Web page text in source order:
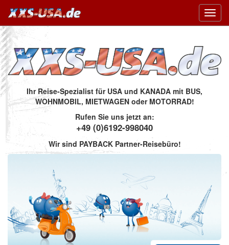
Ihr Reise-Spezialist für USA und KANADA mit BUS,
WOHNMOBIL, MIETWAGEN oder MOTORRAD!
Rufen Sie uns jetzt an:
+49 (0)6192-998040
Wir sind PAYBACK Partner-Reisebüro!